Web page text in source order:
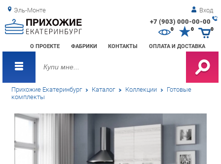
Эль-Монте Вход
+7 (903) 000-00-00
О ПРОЕКТЕ ФАБРИКИ КОНТАКТЫ ОПЛАТА И ДОСТАВКА
0 0
Прихожие Екатеринбург Каталог Коллекции Готовые
комплекты